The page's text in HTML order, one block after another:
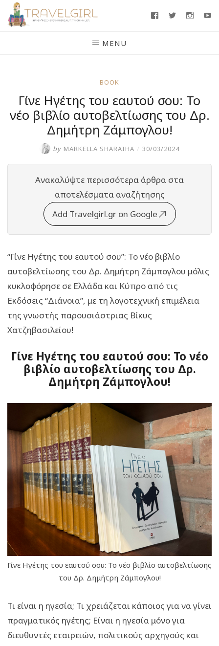
Skip
FacebookTwitter
MENU
BOOK
Γίνε Ηγέτης του εαυτού σου: Το
νέο βιβλίο αυτοβελτίωσης του Δρ.
Δημήτρη Ζάμπογλου!
by MARKELLA SHARAIHA / 30/03/2024
Ανακαλύψτε περισσότερα άρθρα στα
αποτελέσματα αναζήτησης
Add Travelgirl.gr on Google
“Γίνε Ηγέτης του εαυτού σου”: Το νέο βιβλίο
αυτοβελτίωσης του Δρ. Δημήτρη Ζάμπογλου μόλις
κυκλοφόρησε σε Ελλάδα και Κύπρο από τις
Εκδόσεις “Διάνοια”, με τη λογοτεχνική επιμέλεια
της γνωστής παρουσιάστριας Βίκυς
Χατζηβασιλείου!
Γίνε Ηγέτης του εαυτού σου: Το νέο
βιβλίο αυτοβελτίωσης του Δρ.
Δημήτρη Ζάμπογλου!
Γίνε Ηγέτης του εαυτού σου: Το νέο βιβλίο αυτοβελτίωσης
του Δρ. Δημήτρη Ζάμπογλου!
Τι είναι η ηγεσία; Τι χρειάζεται κάποιος για να γίνει
πραγματικός ηγέτης; Είναι η ηγεσία μόνο για
διευθυντές εταιρειών, πολιτικούς αρχηγούς και